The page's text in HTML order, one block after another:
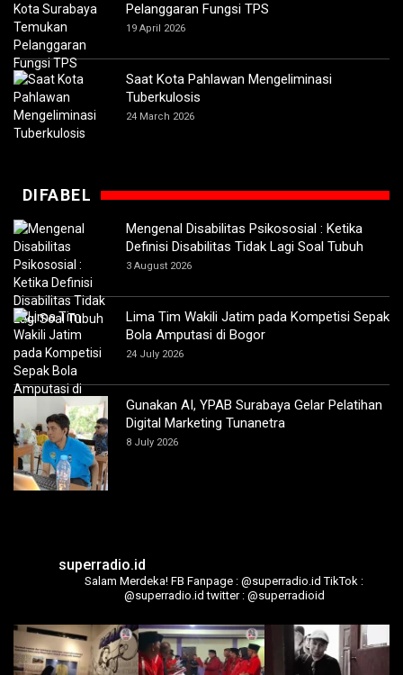
Pelanggaran Fungsi TPS
19 April 2026
Saat Kota Pahlawan Mengeliminasi
Tuberkulosis
24 March 2026
DIFABEL
Mengenal Disabilitas Psikososial : Ketika
Definisi Disabilitas Tidak Lagi Soal Tubuh
3 August 2026
Lima Tim Wakili Jatim pada Kompetisi Sepak
Bola Amputasi di Bogor
24 July 2026
Gunakan AI, YPAB Surabaya Gelar Pelatihan
Digital Marketing Tunanetra
8 July 2026
superradio.id
Salam Merdeka! FB Fanpage : @superradio.id TikTok :
@superradio.id twitter : @superradioid